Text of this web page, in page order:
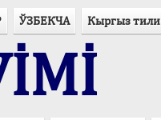
ЎЗБЕКЧА Кыргыз тили